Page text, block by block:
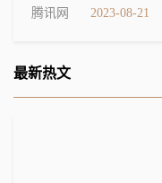
腾讯网 2023-08-21
最新热文